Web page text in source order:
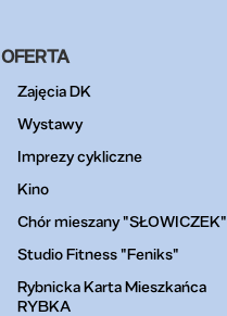
OFERTA
Zajęcia DK
Wystawy
Imprezy cykliczne
Kino
Chór mieszany "SŁOWICZEK"
Studio Fitness "Feniks"
Rybnicka Karta Mieszkańca
RYBKA